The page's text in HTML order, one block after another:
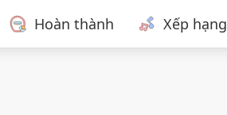
Hoàn thành Xếp hạng